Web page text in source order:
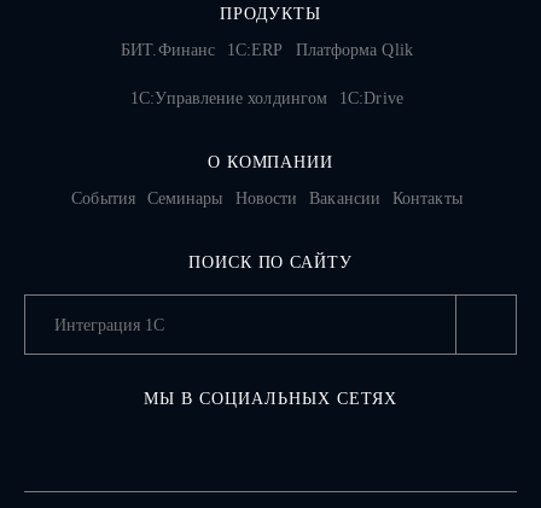
ПРОДУКТЫ
БИТ.Финанс
1С:ERP Платформа Qlik
1С:Управление холдингом 1C:Drive
О КОМПАНИИ
События
Семинары Новости Вакансии Контакты
ПОИСК ПО САЙТУ
МЫ В СОЦИАЛЬНЫХ СЕТЯХ